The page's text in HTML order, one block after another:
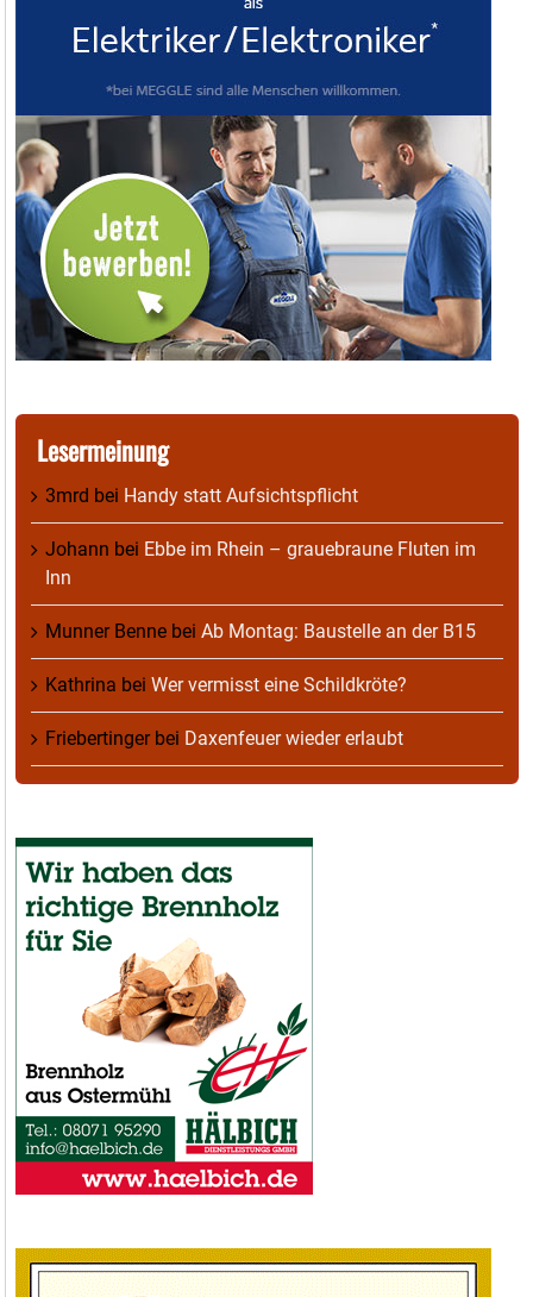
Lesermeinung
3mrd bei Handy statt Aufsichtspflicht
Johann bei Ebbe im Rhein – grauebraune Fluten im
Inn
Munner Benne bei Ab Montag: Baustelle an der B15
Kathrina bei Wer vermisst eine Schildkröte?
Friebertingerbei Daxenfeuer wieder erlaubt